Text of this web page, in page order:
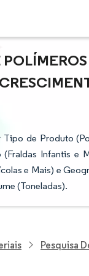
de Produto
Infantis e
e Mais) e
(Toneladas).
Pesquisa